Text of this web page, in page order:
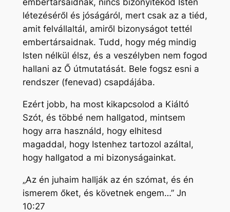
embertársaidnak, nincs bizonyítékod Isten
létezéséről és jóságáról, mert csak az a tiéd,
amit felvállaltál, amiről bizonyságot tettél
embertársaidnak. Tudd, hogy még mindig
Isten nélkül élsz, és a veszélyben nem fogod
hallani az Ő útmutatását. Bele fogsz esni a
rendszer (fenevad) csapdájába.
Ezért jobb, ha most kikapcsolod a Kiáltó
Szót, és többé nem hallgatod, mintsem
hogy arra használd, hogy elhitesd
magaddal, hogy Istenhez tartozol azáltal,
hogy hallgatod a mi bizonyságainkat.
„Az én juhaim hallják az én szómat, és én
ismerem őket, és követnek engem…” Jn
10:27